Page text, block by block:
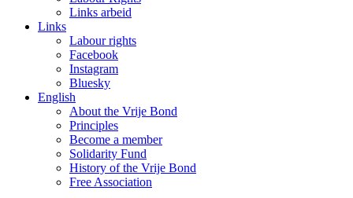
Links arbeid
Links
Labour rights
Facebook
Instagram
Bluesky
English
About the Vrije Bond
Principles
Become a member
Solidarity Fund
History of the Vrije Bond
Free Association